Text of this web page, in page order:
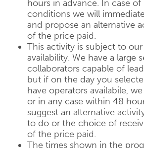
hours in advance. In case
conditions we will
and propose an alternative
of the price paid.
This activity is subject to our
availability. We have a large
collaborators capable of
but if on the day you
have operators availabile,
or in any case within 48
suggest an alternative
to do or the choice of
of the price paid.
The times shown in the